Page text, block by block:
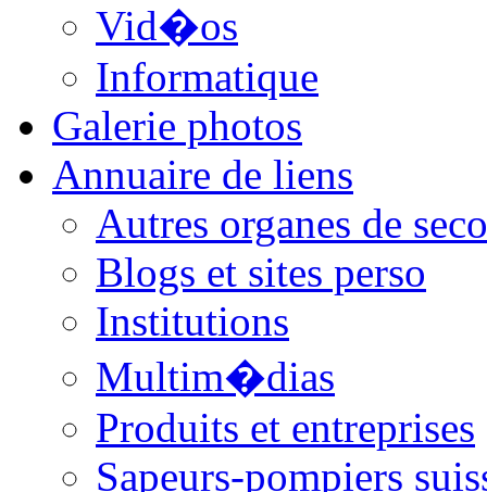
Vid�os
Informatique
Galerie photos
Annuaire de liens
Autres organes de
Blogs et sites perso
Institutions
Multim�dias
Produits et entreprises
Sapeurs-pompiers